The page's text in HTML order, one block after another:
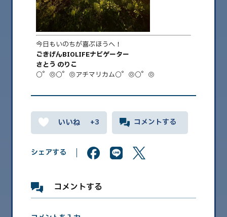
2026.08
2026.07
2026.06
2026.05
2026.04
2026.03
2026.02
2026.01
2025.12
2025.10
今日もいのちが喜ぶほうへ！
ごきげんBIOLIFEナビゲーター
さとう のりこ
○゜◎○゜◎アチマリカム○゜◎○゜◎
+3 コメントする
シェアする
コメントする